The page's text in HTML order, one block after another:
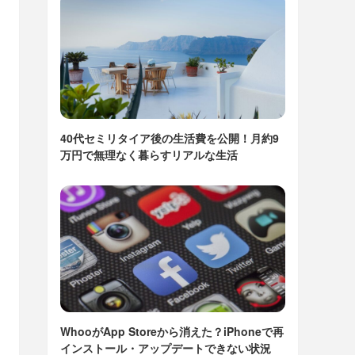
40代セミリタイア後の生活費を公開！月約9
万円で無理なく暮らすリアルな生活
WhooがApp Storeから消えた？iPhoneで再
インストール・アップデートできない状況